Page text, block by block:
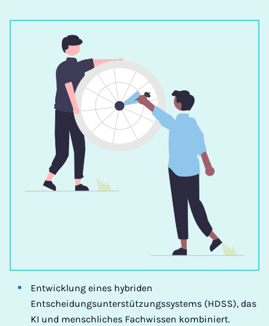
Entwicklung eines hybriden
Entscheidungsunterstützungssystems (HDSS), das
KI und menschliches Fachwissen kombiniert.